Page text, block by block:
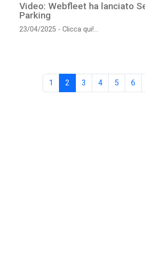
Video: Webfleet ha lanciato
Parking
23/04/2025 - Clicca qui!...
1 2 3 4 5 6